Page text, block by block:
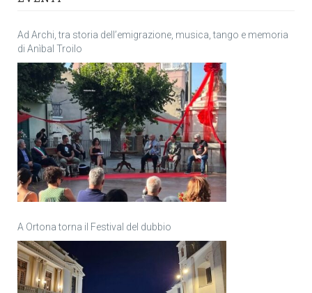
Ad Archi, tra storia dell’emigrazione, musica, tango e memoria
di Anìbal Troilo
A Ortona torna il Festival del dubbio